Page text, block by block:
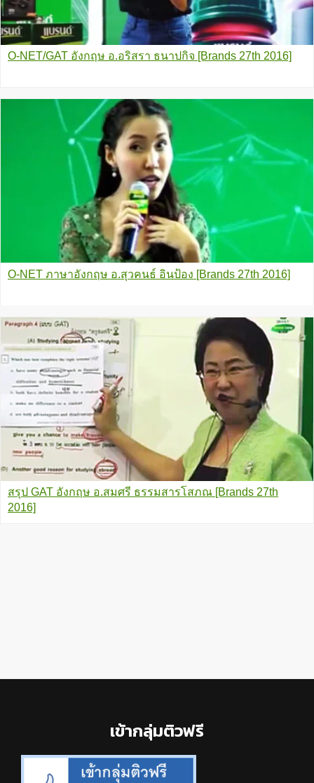
O-NET/GAT อังกฤษ อ.อริสรา ธนาปกิจ [Brands 27th 2016]
O-NET ภาษาอังกฤษ อ.สุวคนธ์ อินป้อง [Brands 27th 2016]
สรุป GAT อังกฤษ อ.สมศรี ธรรมสารโสภณ [Brands 27th
2016]
เข้ากลุ่มติวฟรี